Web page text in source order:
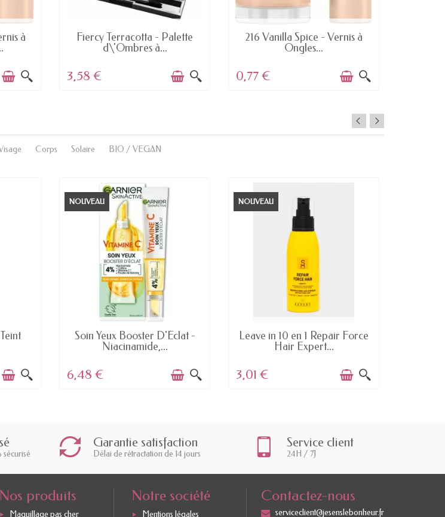
à
EN STOCK
Fiercy Terracotta - Palette
d\'Ombres à...
3,58 €
DERNIERS ARTICLES EN STOCK
216 Vanilla Spice - Vernis à
Ongles...
0,77 €
Corps Solaire BIO / VEGAN
NOUVEAU
EN STOCK
Soin Yeux Booster D'Éclat -
Niacinamide,...
6,48 €
NOUVEAU
DERNIERS ARTICLES EN STOCK
Leave in 10 en 1 Repair Force
Hair Expert...
3,01 €
sécurisé
Garantie satisfaction
Délai de rétractation de 14 jours
Service client
24H / 7J
Nos produits
Maquillage pas cher
Notre société
Mentions légales
Contactez-nous
serviceclient@jesenslebonheur.fr